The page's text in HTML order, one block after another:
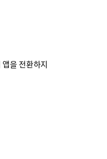
을 전환하지